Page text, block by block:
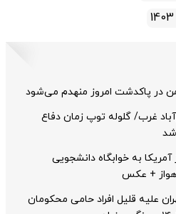
در پاکدشت امروز منهدم می‌شود
غرب/ گلوله توپ زمان دفاع
به خوابگاه دانشجویی
+ عکس
علیه قلیل افراد حامی محکومان